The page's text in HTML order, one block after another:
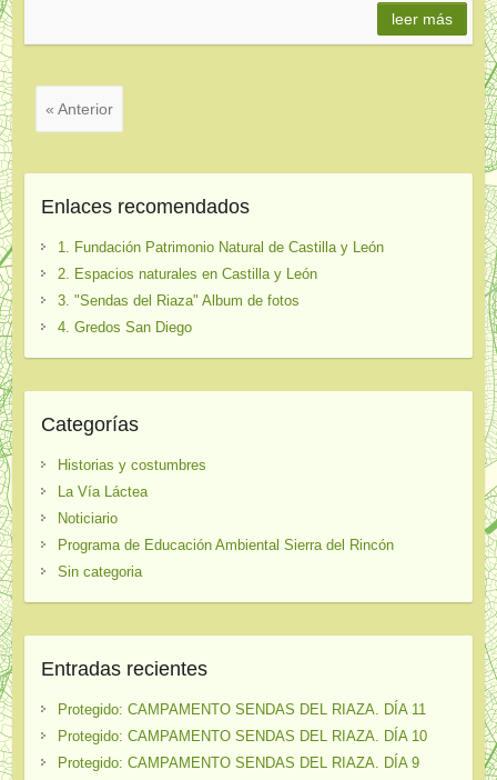
leer más
« Anterior
Enlaces recomendados
1. Fundación Patrimonio Natural de Castilla y León
2. Espacios naturales en Castilla y León
3. "Sendas del Riaza" Album de fotos
4. Gredos San Diego
Categorías
Historias y costumbres
La Vía Láctea
Noticiario
Programa de Educación Ambiental Sierra del Rincón
Sin categoria
Entradas recientes
Protegido: CAMPAMENTO SENDAS DEL RIAZA. DÍA 11
Protegido: CAMPAMENTO SENDAS DEL RIAZA. DÍA 10
Protegido: CAMPAMENTO SENDAS DEL RIAZA. DÍA 9